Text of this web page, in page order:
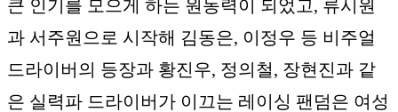
큰 인기를 모으게 하는 원동력이 되었고, 류시원
과 서주원으로 시작해 김동은, 이정우 등 비주얼
드라이버의 등장과 황진우, 정의철, 장현진과 같
은 실력파 드라이버가 이끄는 레이싱 팬덤은 여성